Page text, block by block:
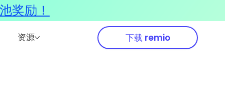
资源 下载 remio
奖励！